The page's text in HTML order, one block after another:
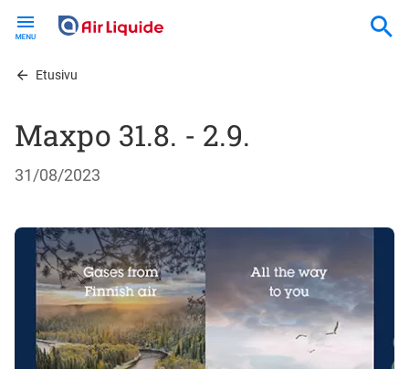
contentEtusivu
Maxpo 31.8. - 2.9.
31/08/2023